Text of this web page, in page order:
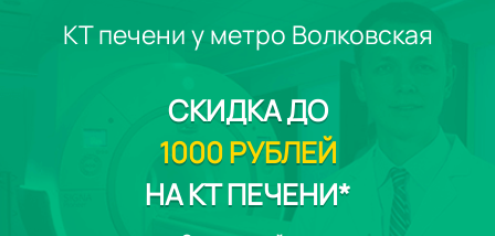
КТ печени у метро Волковская
СКИДКАДО
1000 РУБЛЕЙ
НА КТ ПЕЧЕНИ*